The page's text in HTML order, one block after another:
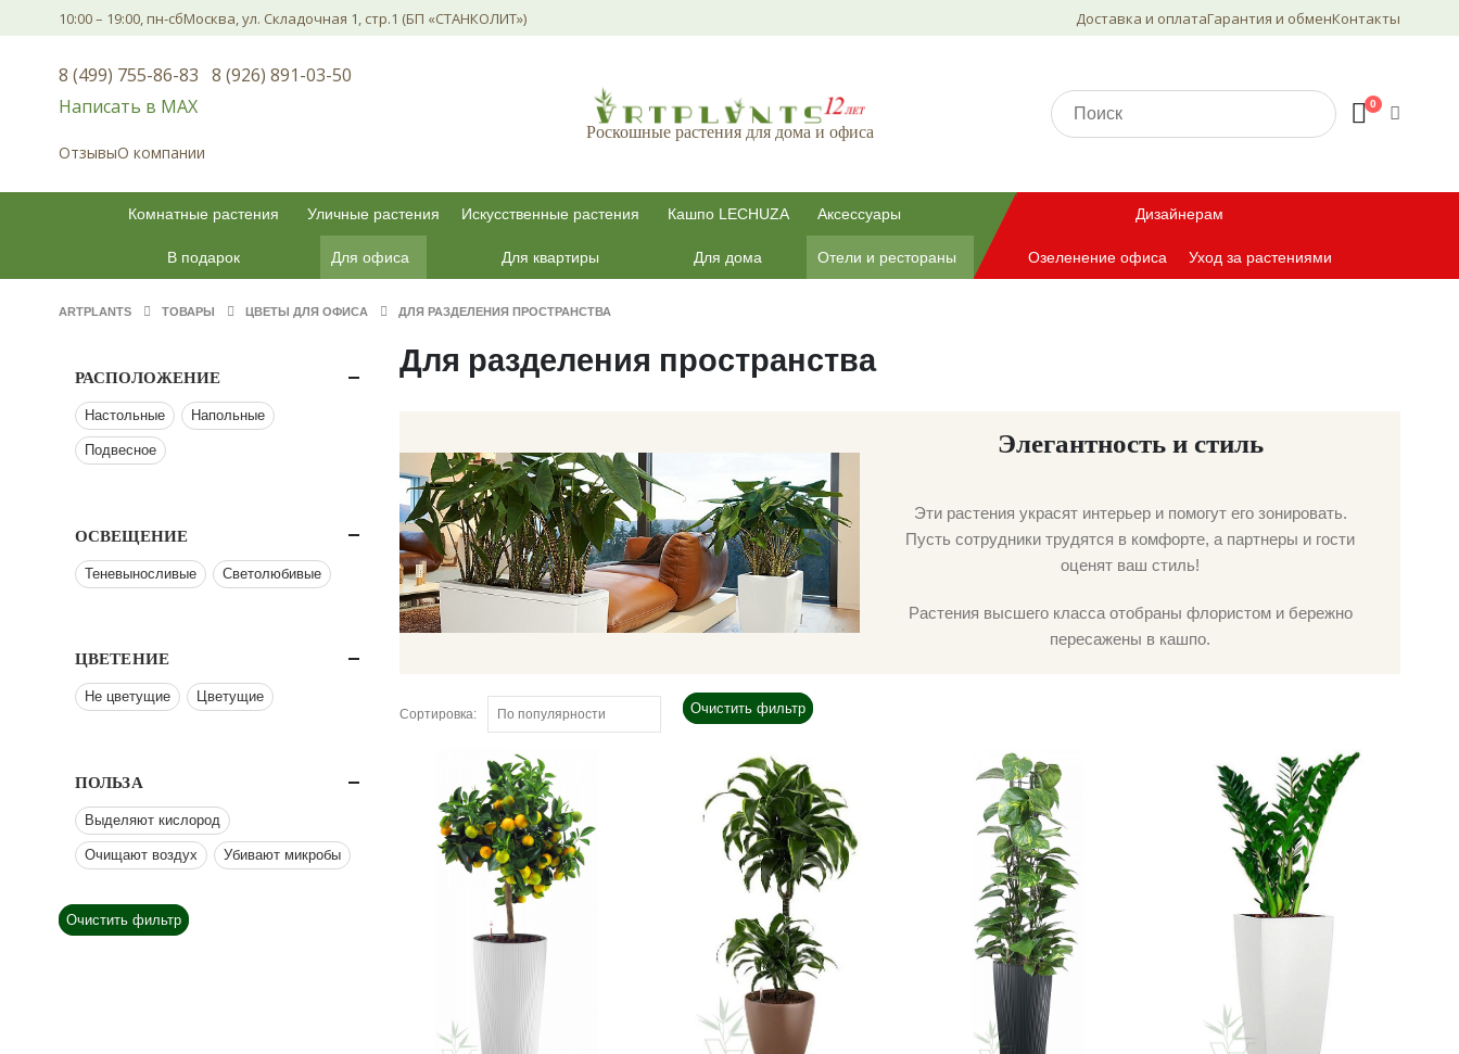
10:00 – 19:00, пн-сбМосква, ул. Складочная 1, стр.1 (БП «СТАНКОЛИТ») Доставка и оплатаГарантия и обменКонтакты
8 (499) 755-86-83 8 (926) 891-03-50
Написать в МАХ
ОтзывыО компании
Роскошные растения для дома и офиса
0
Комнатные растения Уличные растения Искусственные растения Кашпо LECHUZA Аксессуары
В подарок Озеленение офиса Уход за растениями
Для офиса
Дизайнерам
Для квартиры Для дома Отели и рестораны
ARTPLANTS ТОВАРЫ ЦВЕТЫ ДЛЯ ОФИСА ДЛЯ РАЗДЕЛЕНИЯ ПРОСТРАНСТВА
Для разделения пространства
Элегантность и стиль
Эти растения украсят интерьер и помогут его зонировать.
Пусть сотрудники трудятся в комфорте, а партнеры и гости
оценят ваш стиль!
Растения высшего класса отобраны флористом и бережно
пересажены в кашпо.
Сортировка: Очистить фильтр
РАСПОЛОЖЕНИЕ
Настольные Напольные
Подвесное
ОСВЕЩЕНИЕ
Теневыносливые Светолюбивые
ЦВЕТЕНИЕ
Не цветущие Цветущие
ПОЛЬЗА
Выделяют кислород
Очищают воздух Убивают микробы
Очистить фильтр